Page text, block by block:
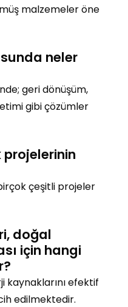
malzemeler öne
neler
geri dönüşüm,
gibi çözümler
çeşitli projeler
doğal
için hangi
kaynaklarını efektif
edilmektedir.